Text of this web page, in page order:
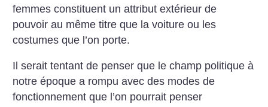
femmes constituent un attribut extérieur de
pouvoir au même titre que la voiture ou les
costumes que l’on porte.
Il serait tentant de penser que le champ politique à
notre époque a rompu avec des modes de
fonctionnement que l’on pourrait penser